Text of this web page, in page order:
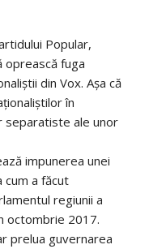
Popular,
oprească fuga
din Vox. Așa că
în
separatiste ale unor
impunerea unei
cum a făcut
regiunii a
octombrie 2017.
prelua guvernarea